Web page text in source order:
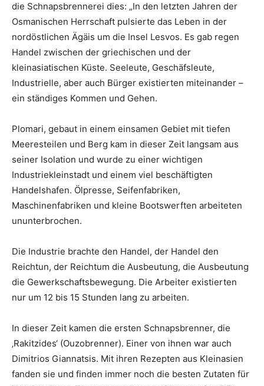
die Schnapsbrennerei dies: „In den letzten Jahren der
Osmanischen Herrschaft pulsierte das Leben in der
nordöstlichen Ägäis um die Insel Lesvos. Es gab regen
Handel zwischen der griechischen und der
kleinasiatischen Küste. Seeleute, Geschäfsleute,
Industrielle, aber auch Bürger existierten miteinander –
ein ständiges Kommen und Gehen.
Plomari, gebaut in einem einsamen Gebiet mit tiefen
Meeresteilen und Berg kam in dieser Zeit langsam aus
seiner Isolation und wurde zu einer wichtigen
Industriekleinstadt und einem viel beschäftigten
Handelshafen. Ölpresse, Seifenfabriken,
Maschinenfabriken und kleine Bootswerften arbeiteten
ununterbrochen.
Die Industrie brachte den Handel, der Handel den
Reichtun, der Reichtum die Ausbeutung, die Ausbeutung
die Gewerkschaftsbewegung. Die Arbeiter existierten
nur um 12 bis 15 Stunden lang zu arbeiten.
In dieser Zeit kamen die ersten Schnapsbrenner, die
‚Rakitzides‘ (Ouzobrenner). Einer von ihnen war auch
Dimitrios Giannatsis. Mit ihren Rezepten aus Kleinasien
fanden sie und finden immer noch die besten Zutaten für